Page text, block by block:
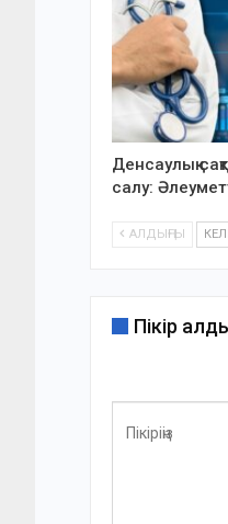
Денсаулық
салу:
АЛДЫҢҒЫ
Пікір